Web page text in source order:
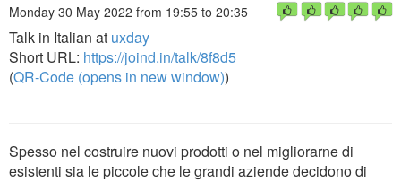
Monday 30 May 2022 from 19:55 to 20:35
Talk in Italian at uxday
Short URL: https://joind.in/talk/8f8d5
(QR-Code (opens in new window))
Spesso nel costruire nuovi prodotti o nel migliorarne di
esistenti sia le piccole che le grandi aziende decidono di